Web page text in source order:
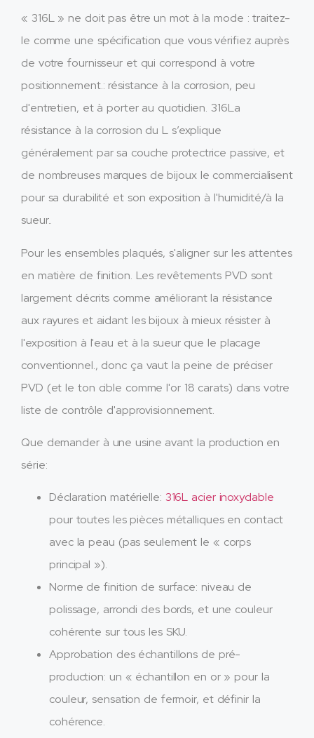
« 316L » ne doit pas être un mot à la mode : traitez-
le comme une spécification que vous vérifiez auprès
de votre fournisseur et qui correspond à votre
positionnement.: résistance à la corrosion, peu
d'entretien, et à porter au quotidien. 316La
résistance à la corrosion du L s’explique
généralement par sa couche protectrice passive, et
de nombreuses marques de bijoux le commercialisent
pour sa durabilité et son exposition à l'humidité/à la
sueur..
Pour les ensembles plaqués, s'aligner sur les attentes
en matière de finition. Les revêtements PVD sont
largement décrits comme améliorant la résistance
aux rayures et aidant les bijoux à mieux résister à
l'exposition à l'eau et à la sueur que le placage
conventionnel., donc ça vaut la peine de préciser
PVD (et le ton cible comme l'or 18 carats) dans votre
liste de contrôle d'approvisionnement.
Que demander à une usine avant la production en
série:
Déclaration matérielle: 316L acier inoxydable
pour toutes les pièces métalliques en contact
avec la peau (pas seulement le « corps
principal »).
Norme de finition de surface: niveau de
polissage, arrondi des bords, et une couleur
cohérente sur tous les SKU.
Approbation des échantillons de pré-
production: un « échantillon en or » pour la
couleur, sensation de fermoir, et définir la
cohérence.​